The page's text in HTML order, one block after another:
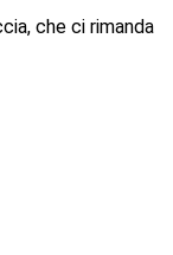
che ci rimanda